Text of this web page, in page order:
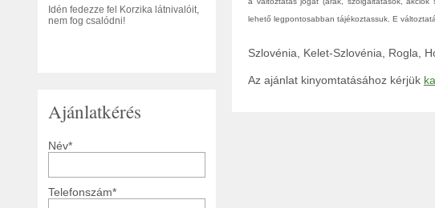
Idén fedezze fel Korzika látnivalóit,
nem fog csalódni!
Ajánlatkérés
Név*
Telefonszám*
lehető legpontosabban tájékoztassuk. E
Szlovénia, Kelet-Szlovénia, Rogla,
Az ajánlat kinyomtatásához kérjük